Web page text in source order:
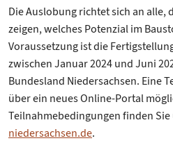
Die Auslobung richtet sich an alle,
zeigen, welches Potenzial im
Voraussetzung ist die
zwischen Januar 2024 und Juni
Bundesland Niedersachsen. Eine
über ein neues Online-Portal
Teilnahmebedingungen finden
niedersachsen.de.